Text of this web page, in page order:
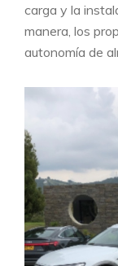
carga y la
manera, los
autonomía de